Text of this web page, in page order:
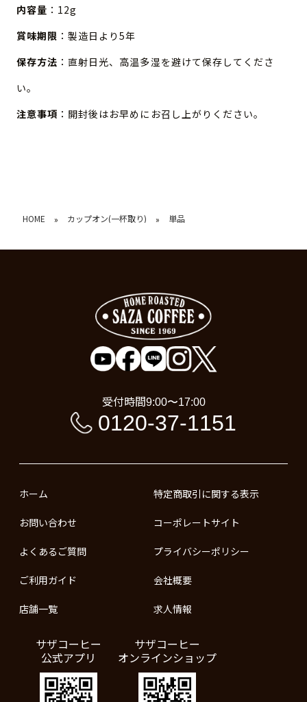
内容量 ：12g
賞味期限 ：製造日より5年
保存方法 ：直射日光、高温多湿を避けて保存してくださ
い。
注意事項 ：開封後はお早めにお召し上がりください。
HOME » カップオン(一杯取り) » 単品
受付時間9:00〜17:00
0120-37-1151
ホーム
お問い合わせ
よくあるご質問
ご利用ガイド
店舗一覧
特定商取引に関する表示
コーポレートサイト
プライバシーポリシー
会社概要
求人情報
サザコーヒー
公式アプリ
サザコーヒー
オンラインショップ